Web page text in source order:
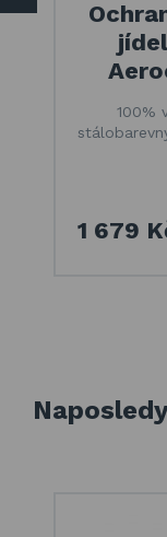
100%
1 679